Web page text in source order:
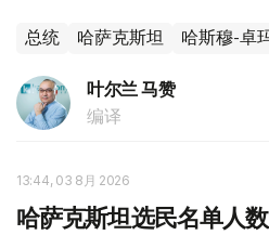
总统 哈萨克斯坦 哈斯穆-卓
叶尔兰 马赞
编译
13:44, 03 8月 2026
哈萨克斯坦选民名单人